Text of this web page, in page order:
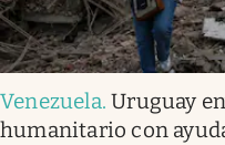
Venezuela.Uruguay
humanitario con